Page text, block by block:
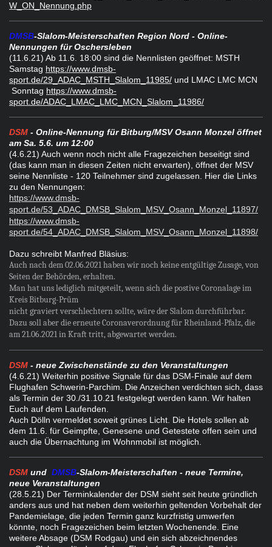
W_ON_Nennung.php
DMSB-Slalom-Meisterschaften Region Nord - Online-
Nennungen für Oschersleben
(11.6.21) Ab 11.6. 18:00 sind die Nennlisten geöffnet: MSTH
Samstag https://www.dmsb-
sport.de/29_ADAC_MSTH_Slalom_11985/ und LMAC LMC MCN
Sonntag https://www.dmsb-
sport.de/ADAC_LMAC_LMC_MCN_Slalom_11986/
DSM - Online-Nennung für Bitburg/MSV Osann Monzel öffnet
am Sa. 5.6. um 12:00
(4.6.21) Auch wenn noch nicht alle Fragezeichen beseitigt sind
(das kann man in diesen Zeiten nicht erwarten), öffnet der MSV
seine Nennliste - 120 Teilnehmer sind zugelassen. Hier die Links
zu den Nennungen:
https://www.dmsb-
sport.de/53_ADAC_DMSB_Slalom_MSV_Osann_Monzel_11897/
https://www.dmsb-
sport.de/54_ADAC_DMSB_Slalom_MSV_Osann_Monzel_11898/
Dazu schreibt Manfred Bläsius:
Auch nach dem 02.06.2021 haben wir noch keine entgültige Zusage, von
Seiten der Behörden, erhalten.
Man hat uns lediglich mitgeteilt, wenn sich die postive Coronalage im
Kreis Bitburg-Prüm
nicht graviert verschlechtern sollte, wäre der Slalom durchführbar.
Dazu soll aber die erneute Coronaverordnung für Rheinland-Pfalz, die
am 21.06.2021 in Kraft tritt, abgewartet werden.
DSM - neue Zwischenstände zu den Veranstaltungen
(4.6.21) Weiterhin positive Signale für das DSM-Finale auf dem
Flughafen Schwerin-Parchim. Die Anzeichen verdichten sich, dass
als Termin der 30./31.10.21 festgelegt werden kann. Wir halten
Euch auf dem Laufenden.
Auch Dölln vermeldet soweit grünes Licht. Die Hotels sollen ab
dem 11.6. für Geimpfte, Genesene und Getestete offen sein und
auch die Übernachtung im Wohnmobil ist möglich.
DSM und DMSB-Slalom-Meisterschaften - neue Termine,
neue Veranstaltungen
(28.5.21) Der Terminkalender der DSM sieht seit heute gründlich
anders aus und hat neben dem weiterhin geltenden Vorbehalt der
Pandemielage, die jeden Termin ganz kurzfristig umwerfen
könnte, noch Fragezeichen beim letzten Wochenende. Eine
weitere Absage (DSM Rodgau) und ein sich abzeichnendes